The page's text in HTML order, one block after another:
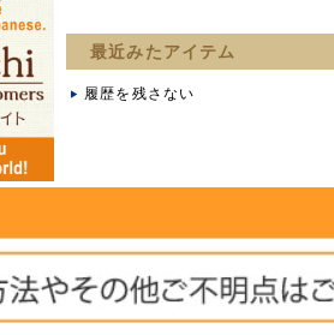
最近みたアイテム
履歴を残さない